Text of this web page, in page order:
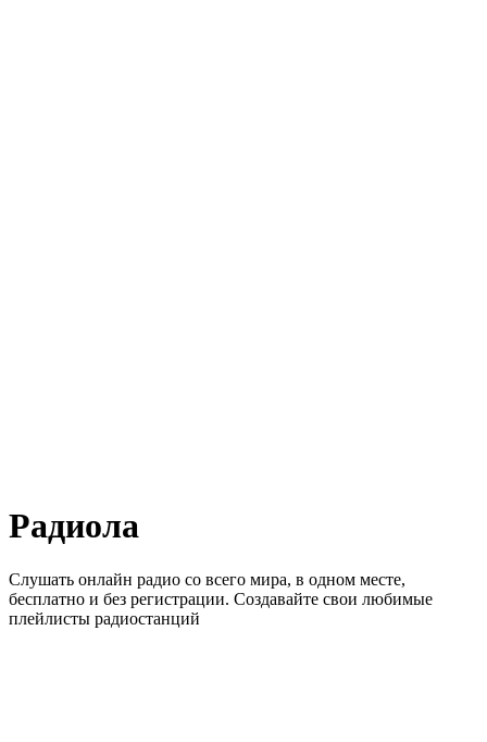
Радиола
Слушать онлайн радио со всего мира, в одном месте,
бесплатно и без регистрации. Создавайте свои любимые
плейлисты радиостанций